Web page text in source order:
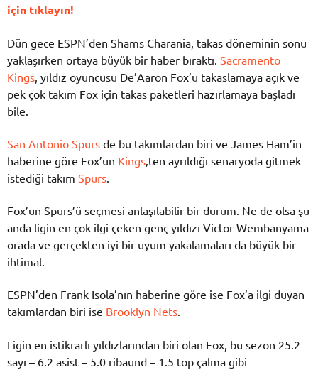
için tıklayın!
Dün gece ESPN’den Shams Charania, takas döneminin sonu
yaklaşırken ortaya büyük bir haber bıraktı. Sacramento
Kings , yıldız oyuncusu De’Aaron Fox’u takaslamaya açık ve
pek çok takım Fox için takas paketleri hazırlamaya başladı
bile.
San Antonio Spurs de bu takımlardan biri ve James Ham’in
haberine göre Fox’un Kings ‚ten ayrıldığı senaryoda gitmek
istediği takım Spurs
Fox’un Spurs’ü seçmesi anlaşılabilir bir durum. Ne de olsa şu
anda ligin en çok ilgi çeken genç yıldızı Victor Wembanyama
orada ve gerçekten iyi bir uyum yakalamaları da büyük bir
ihtimal.
ESPN’den Frank Isola’nın haberine göre ise Fox’a ilgi duyan
takımlardan biri ise Brooklyn Nets.
Ligin en istikrarlı yıldızlarından biri olan Fox, bu sezon 25.2
sayı – 6.2 asist – 5.0 ribaund – 1.5 top çalma gibi